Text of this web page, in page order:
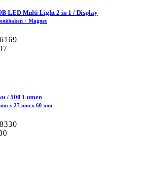
LED Multi Light 2 in 1 / Display
+ Magnet
/ 500 Lumen
x 27 mm x 60 mm